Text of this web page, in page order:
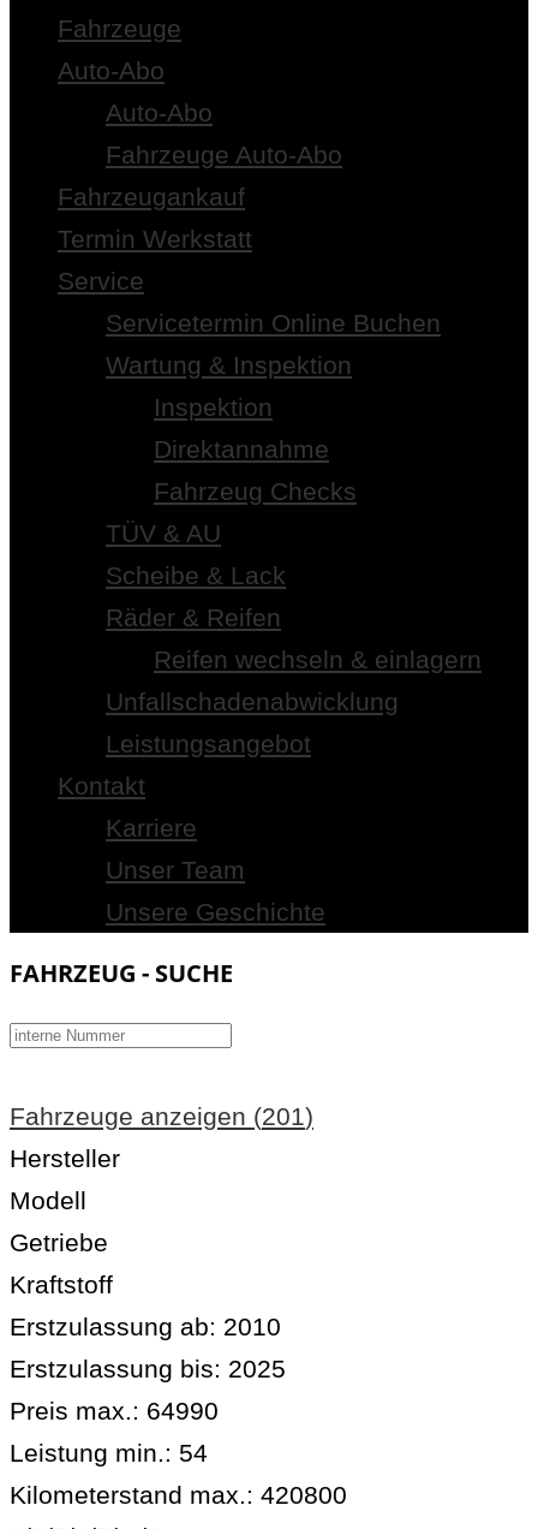
Fahrzeuge
Auto-Abo
Auto-Abo
Fahrzeuge Auto-Abo
Fahrzeugankauf
Termin Werkstatt
Service
Servicetermin Online Buchen
Wartung & Inspektion
Inspektion
Direktannahme
Fahrzeug Checks
TÜV & AU
Scheibe & Lack
Räder & Reifen
Reifen wechseln & einlagern
Unfallschadenabwicklung
Leistungsangebot
Kontakt
Karriere
Unser Team
Unsere Geschichte
FAHRZEUG - SUCHE
Fahrzeuge anzeigen (201)
Hersteller
Modell
Getriebe
Kraftstoff
Erstzulassung ab: 2010
Erstzulassung bis: 2025
Preis max.: 64990
Leistung min.: 54
Kilometerstand max.: 420800